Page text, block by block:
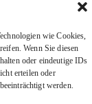
wie Cookies,
Wenn Sie diesen
oder eindeutige IDs
erteilen oder
werden.